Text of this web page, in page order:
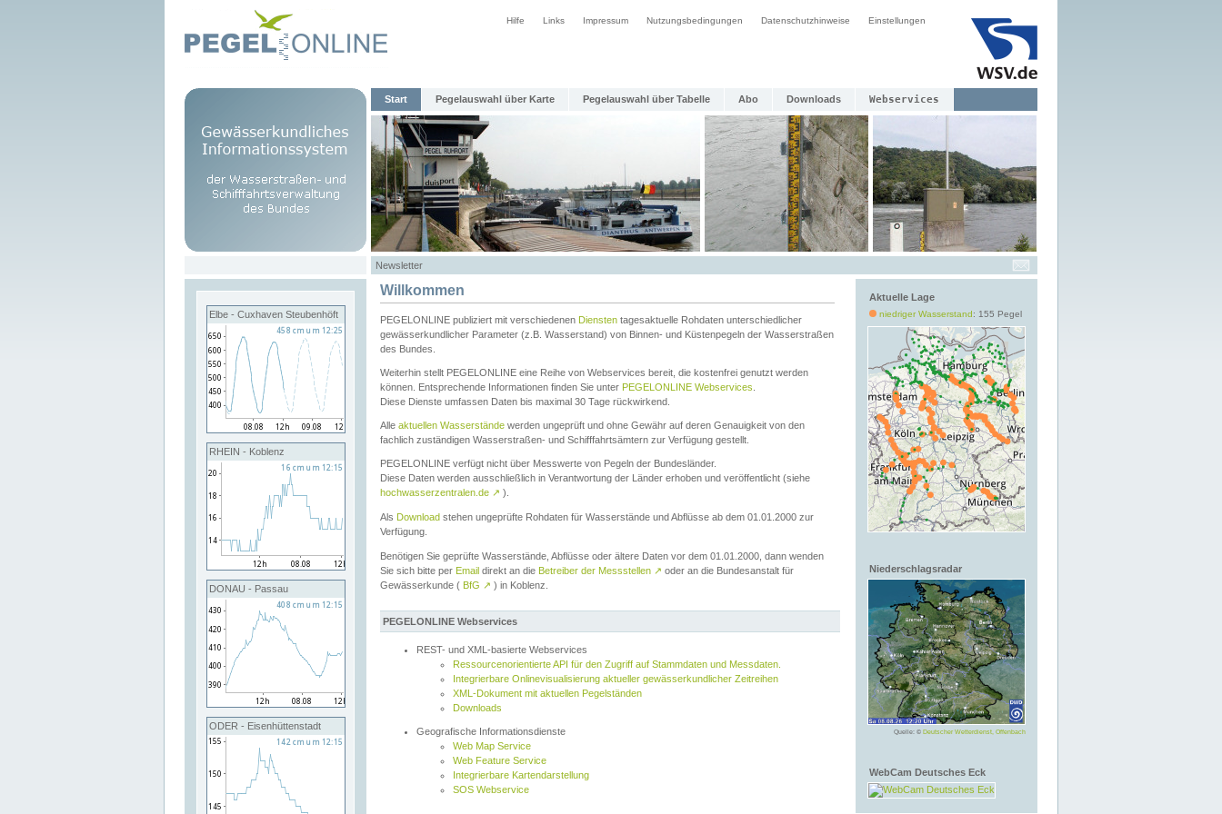
Hilfe Links Impressum Nutzungsbedingungen Datenschutzhinweise Einstellungen
Start Pegelauswahl über Karte Pegelauswahl über Tabelle Abo Downloads Webservices
Newsletter
Elbe - Cuxhaven Steubenhöft
RHEIN - Koblenz
DONAU - Passau
ODER - Eisenhüttenstadt
Aktuelle Lage
niedriger Wasserstand: 155 Pegel
Niederschlagsradar
Quelle: © Deutscher Wetterdienst, Offenbach
WebCam Deutsches Eck
Willkommen
PEGELONLINE publiziert mit verschiedenen Diensten tagesaktuelle Rohdaten unterschiedlicher
gewässerkundlicher Parameter (z.B. Wasserstand) von Binnen- und Küstenpegeln der Wasserstraßen
des Bundes.
Weiterhin stellt PEGELONLINE eine Reihe von Webservices bereit, die kostenfrei genutzt werden
können. Entsprechende Informationen finden Sie unter PEGELONLINE Webservices
Diese Dienste umfassen Daten bis maximal 30 Tage rückwirkend.
Alle aktuellen Wasserstände werden ungeprüft und ohne Gewähr auf deren Genauigkeit von den
fachlich zuständigen Wasserstraßen- und Schifffahrtsämtern zur Verfügung gestellt.
PEGELONLINE verfügt nicht über Messwerte von Pegeln der Bundesländer.
Diese Daten werden ausschließlich in Verantwortung der Länder erhoben und veröffentlicht (siehe
hochwasserzentralen.de ↗ ).
Als Download stehen ungeprüfte Rohdaten für Wasserstände und Abflüsse ab dem 01.01.2000 zur
Verfügung.
Benötigen Sie geprüfte Wasserstände, Abflüsse oder ältere Daten vor dem 01.01.2000, dann wenden
Sie sich bitte per Email direkt an die Betreiber der Messstellen ↗ oder an die Bundesanstalt für
Gewässerkunde ( BfG ↗ ) in Koblenz.
PEGELONLINE Webservices
REST- und XML-basierte Webservices
Ressourcenorientierte API für den Zugriff auf Stammdaten und Messdaten.
Integrierbare Onlinevisualisierung aktueller gewässerkundlicher Zeitreihen
XML-Dokument mit aktuellen Pegelständen
Downloads
Geografische Informationsdienste
Web Map Service
Web Feature Service
Integrierbare Kartendarstellung
SOS Webservice